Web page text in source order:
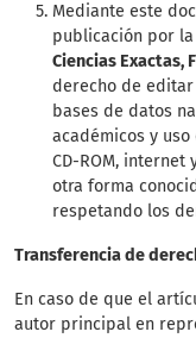
Mediante este
publicación por la
Ciencias Exactas,
derecho de
bases de datos
académicos y
CD-ROM,
otra forma
respetando los
Transferencia de
En caso de que el
autor principal en